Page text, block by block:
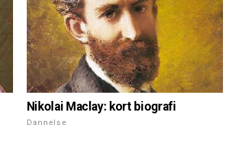
Nikolai Maclay: kort biografi
Dannelse